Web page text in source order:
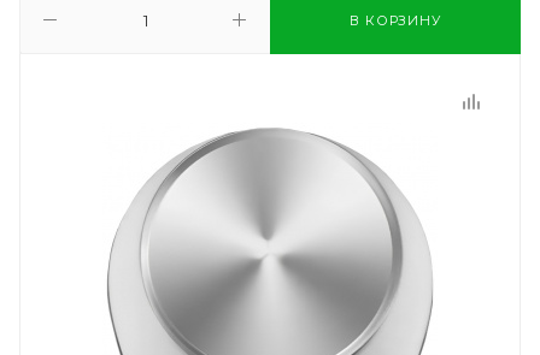
В КОРЗИНУ